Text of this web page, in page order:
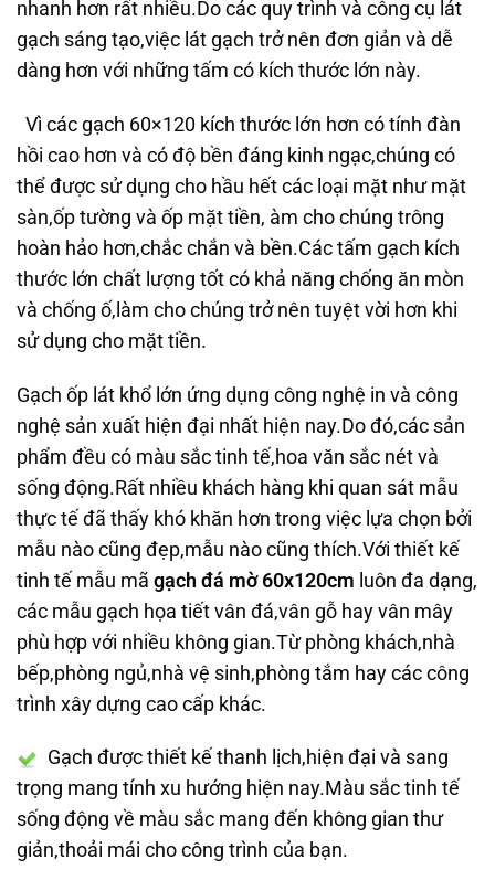
nhanh hơn rất nhiều.Do các quy trình và công cụ lát
gạch sáng tạo,việc lát gạch trở nên đơn giản và dễ
dàng hơn với những tấm có kích thước lớn này.
Vì các gạch 60×120 kích thước lớn hơn có tính đàn
hồi cao hơn và có độ bền đáng kinh ngạc,chúng có
thể được sử dụng cho hầu hết các loại mặt như mặt
sàn,ốp tường và ốp mặt tiền, àm cho chúng trông
hoàn hảo hơn,chắc chắn và bền.Các tấm gạch kích
thước lớn chất lượng tốt có khả năng chống ăn mòn
và chống ố,làm cho chúng trở nên tuyệt vời hơn khi
sử dụng cho mặt tiền.
Gạch ốp lát khổ lớn ứng dụng công nghệ in và công
nghệ sản xuất hiện đại nhất hiện nay.Do đó,các sản
phẩm đều có màu sắc tinh tế,hoa văn sắc nét và
sống động.Rất nhiều khách hàng khi quan sát mẫu
thực tế đã thấy khó khăn hơn trong việc lựa chọn bởi
mẫu nào cũng đẹp,mẫu nào cũng thích.Với thiết kế
tinh tế mẫu mã gạch đá mờ 60x120cm luôn đa dạng,
các mẫu gạch họa tiết vân đá,vân gỗ hay vân mây
phù hợp với nhiều không gian.Từ phòng khách,nhà
bếp,phòng ngủ,nhà vệ sinh,phòng tắm hay các công
trình xây dựng cao cấp khác.
Gạch được thiết kế thanh lịch,hiện đại và sang
trọng mang tính xu hướng hiện nay.Màu sắc tinh tế
sống động về màu sắc mang đến không gian thư
giản,thoải mái cho công trình của bạn.